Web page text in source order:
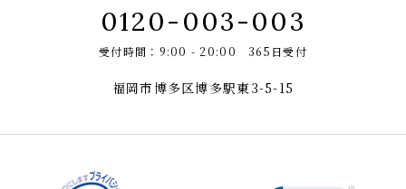
0120-003-003
受付時間：9:00 - 20:00 365日受付
福岡市博多区博多駅東3-5-15